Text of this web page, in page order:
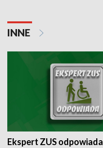
INNE
Ekspert ZUS odpowiada